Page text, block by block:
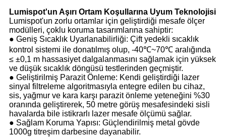
Lumispot'un Aşırı Ortam Koşullarına Uyum Teknolojisi
Lumispot'un zorlu ortamlar için geliştirdiği mesafe ölçer
modülleri, çoklu koruma tasarımlarına sahiptir:
● Geniş Sıcaklık Uyarlanabilirliği: Çift yedekli sıcaklık
kontrol sistemi ile donatılmış olup, -40℃~70℃ aralığında
≤ ±0,1 m hassasiyet dalgalanmasını sağlamak için yüksek
ve düşük sıcaklık döngüsü testlerinden geçmiştir.
● Geliştirilmiş Parazit Önleme: Kendi geliştirdiği lazer
sinyal filtreleme algoritmasıyla entegre edilen bu cihaz,
sis, yağmur ve kara karşı parazit önleme yeteneğini %30
oranında geliştirerek, 50 metre görüş mesafesindeki sisli
havalarda bile istikrarlı lazer mesafe ölçümü sağlar.
● Sağlam Koruma Yapısı: Güçlendirilmiş metal gövde
1000g titreşim darbesine dayanabilir.